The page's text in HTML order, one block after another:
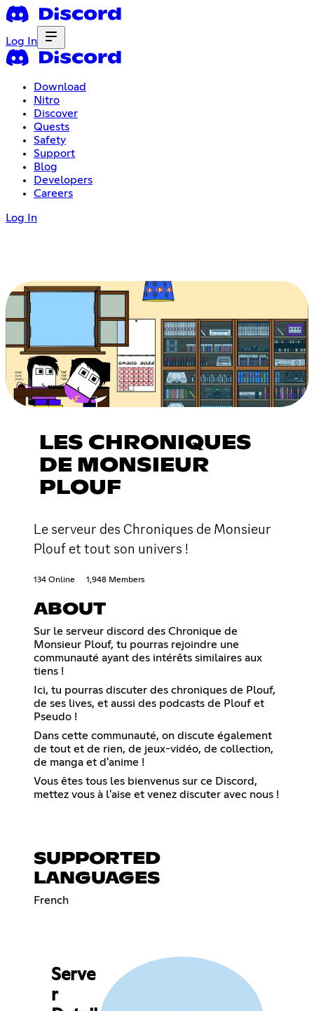
Log In
Download
Nitro
Discover
Quests
Safety
Support
Blog
Developers
Careers
Log In
LES CHRONIQUES
DE MONSIEUR
PLOUF
Le serveur des Chroniques de Monsieur
Plouf et tout son univers !
134 Online 1,948 Members
ABOUT
Sur le serveur discord des Chronique de
Monsieur Plouf, tu pourras rejoindre une
communauté ayant des intérêts similaires aux
tiens !
Ici, tu pourras discuter des chroniques de Plouf,
de ses lives, et aussi des podcasts de Plouf et
Pseudo !
Dans cette communauté, on discute également
de tout et de rien, de jeux-vidéo, de collection,
de manga et d'anime !
Vous êtes tous les bienvenus sur ce Discord,
mettez vous à l'aise et venez discuter avec nous !
SUPPORTED
LANGUAGES
French
Serve
r